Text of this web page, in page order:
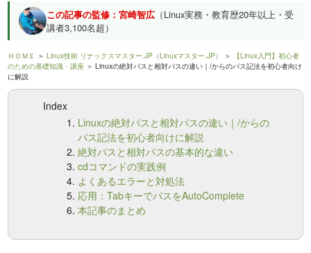
この記事の監修：宮崎智広 （Linux実務・教育歴20年以上・受
講者3,100名超）
ＨＯＭＥ ＞Linux技術 リナックスマスター.JP（Linuxマスター.JP） ＞
【Linux入門】初心者
のための基礎知識・講座 ＞ Linuxの絶対パスと相対パスの違い｜/からのパス記法を初心者向け
に解説
Index
Linuxの絶対パスと相対パスの違い｜/からの
パス記法を初心者向けに解説
絶対パスと相対パスの基本的な違い
cdコマンドの実践例
よくあるエラーと対処法
応用：TabキーでパスをAutoComplete
本記事のまとめ